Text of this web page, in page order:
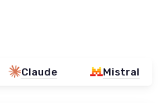
Claude Mistral